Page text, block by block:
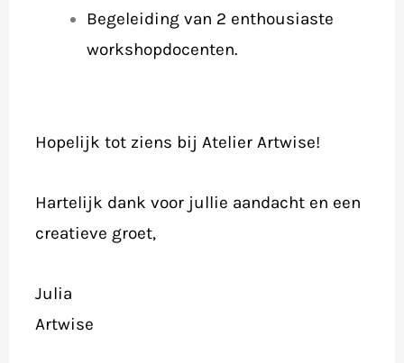
Begeleiding van 2 enthousiaste
workshopdocenten.
Hopelijk tot ziens bij Atelier Artwise!
Hartelijk dank voor jullie aandacht en een
creatieve groet,
Julia
Artwise